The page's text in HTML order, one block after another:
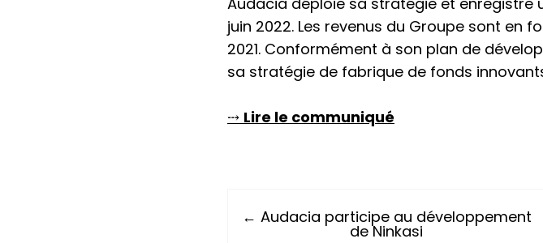
Audacia déploie sa stratégie et enregistre
juin 2022. Les revenus du Groupe sont en
2021. Conformément à son plan de
sa stratégie de fabrique de fonds
⤏ Lire le communiqué
← Audacia participe au développement
de Ninkasi